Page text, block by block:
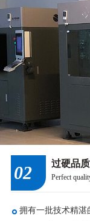
02 过硬品
Perfect
拥有一批技术精湛